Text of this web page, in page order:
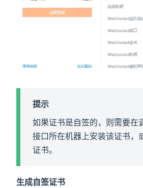
提示
如果证书是自签的，则需要
接口所在机器上安装该证书，
证书。
生成自签证书